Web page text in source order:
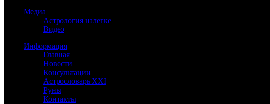
Медиа
Астрология налегке
Видео
Информация
Главная
Новости
Консультации
Астрословарь XXI
Руны
Контакты